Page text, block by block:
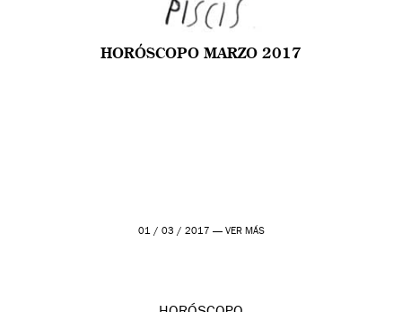
HORÓSCOPO MARZO 2017
01 / 03 / 2017 — VER MÁS